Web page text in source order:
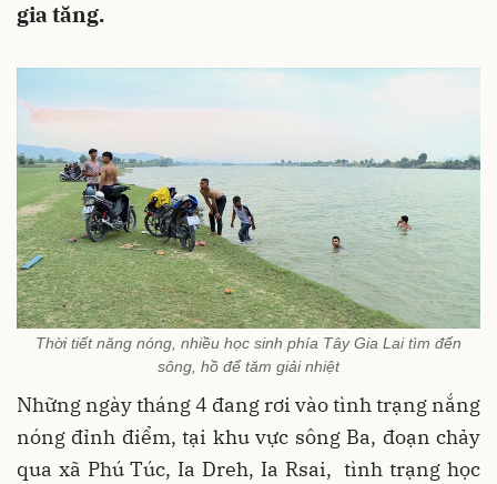
gia tăng.
Thời tiết năng nóng, nhiều học sinh phía Tây Gia Lai tìm đến
sông, hồ để tăm giải nhiệt
Những ngày tháng 4 đang rơi vào tình trạng nắng
nóng đỉnh điểm, tại khu vực sông Ba, đoạn chảy
qua xã Phú Túc, Ia Dreh, Ia Rsai, tình trạng học